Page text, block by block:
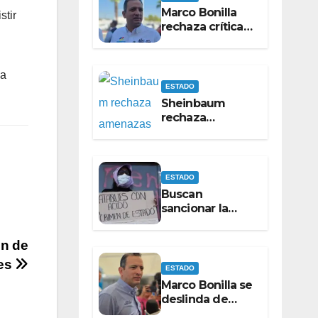
de
Marco Bonilla
rechaza críticas
de Pérez Cuéllar
ESTADO
Sheinbaum
rechaza
ESTADO
Buscan
sancionar la
violencia ácida
ESTADO
Marco Bonilla se
deslinda de
apoyos en la